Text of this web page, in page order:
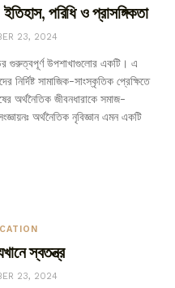
পরিধি ও প্রাসঙ্গিকতা
23, 2024
গুরুত্বপূর্ণ উপশাখাগুলোর একটি। এ
নির্দিষ্ট সামাজিক-সাংস্কৃতিক প্রেক্ষিতে
অর্থনৈতিক জীবনধারাকে সমাজ-
অর্থনৈতিক নৃবিজ্ঞান এমন একটি
স্বতন্ত্র
23, 2024